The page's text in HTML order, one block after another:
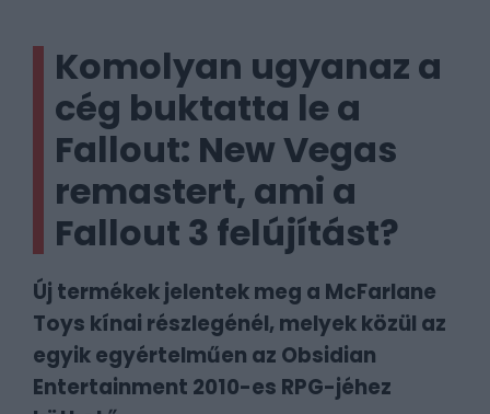
Komolyan ugyanaz a
cég buktatta le a
Fallout: New Vegas
remastert, ami a
Fallout 3 felújítást?
Új termékek jelentek meg a McFarlane
Toys kínai részlegénél, melyek közül az
egyik egyértelműen az Obsidian
Entertainment 2010-es RPG-jéhez